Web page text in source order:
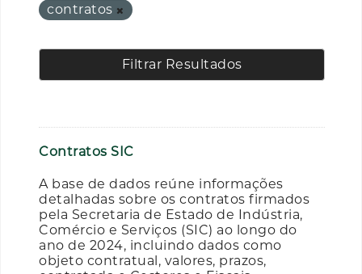
contratos
Filtrar Resultados
Contratos SIC
A base de dados reúne informações
detalhadas sobre os contratos firmados
pela Secretaria de Estado de Indústria,
Comércio e Serviços (SIC) ao longo do
ano de 2024, incluindo dados como
objeto contratual, valores, prazos,